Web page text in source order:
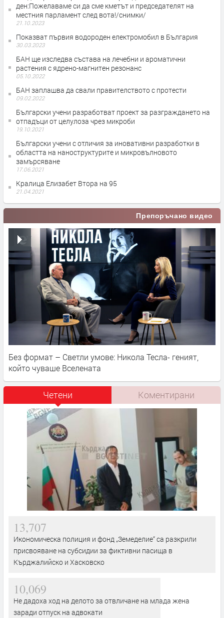
ден:Пожелаваме си да сме кметът и председателят на
местния парламент след вота!/снимки/
21.10.2023
Показват първия водороден електромобил в България
30.03.2023
БАН ще изследва състава на лечебни и ароматични
растения с ядрено-магнитен резонанс
05.10.2022
БАН заплашва да свали правителството с протести
09.02.2022
Български учени разработват проект за разграждането на
отпадъци от целулоза чрез микроби
19.10.2021
Български учени с отличия за иновативни разработки в
областта на наноструктурите и микровълновото
замърсяване
17.06.2021
Кралица Елизабет Втора на 95
21.04.2021
Препоръчано видео
Без формат – Светли умове: Никола Тесла- геният,
който чуваше Вселената
Четени Коментирани
13,707
Икономическа полиция и фонд „Земеделие“ са разкрили
присвояване на субсидии за фиктивни пасища в
Кърджалийско и Хасковско
10,069
Не дадоха ход на делото за отвличане на млада жена
заради отпуск на адвокати